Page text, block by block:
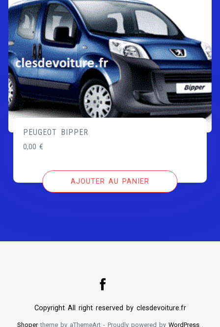
PEUGEOT BIPPER
0,00€
AJOUTER AU PANIER
Copyright All right reserved by clesdevoiture.fr
Shopertheme by aThemeArt - Proudly powered by WordPress.